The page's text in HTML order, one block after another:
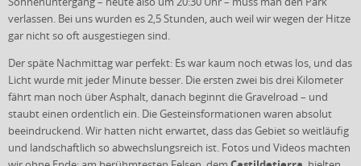
verlassen. Bei uns wurden es 2,5 Stunden, auch weil wir wegen der Hitze
gar nicht so oft ausgestiegen sind.
Der späte Nachmittag war perfekt: Es war kaum noch etwas los, und das
Licht wurde mit jeder Minute besser. Die ersten zwei bis drei Kilometer
fährt man noch über Asphalt, danach beginnt die Gravelroad – und
staubt einen ordentlich ein. Die Gesteinsformationen waren absolut
beeindruckend. Wir hatten nicht erwartet, dass das Gebiet so weitläufig
und landschaftlich so abwechslungsreich ist. Fotos und Videos machten